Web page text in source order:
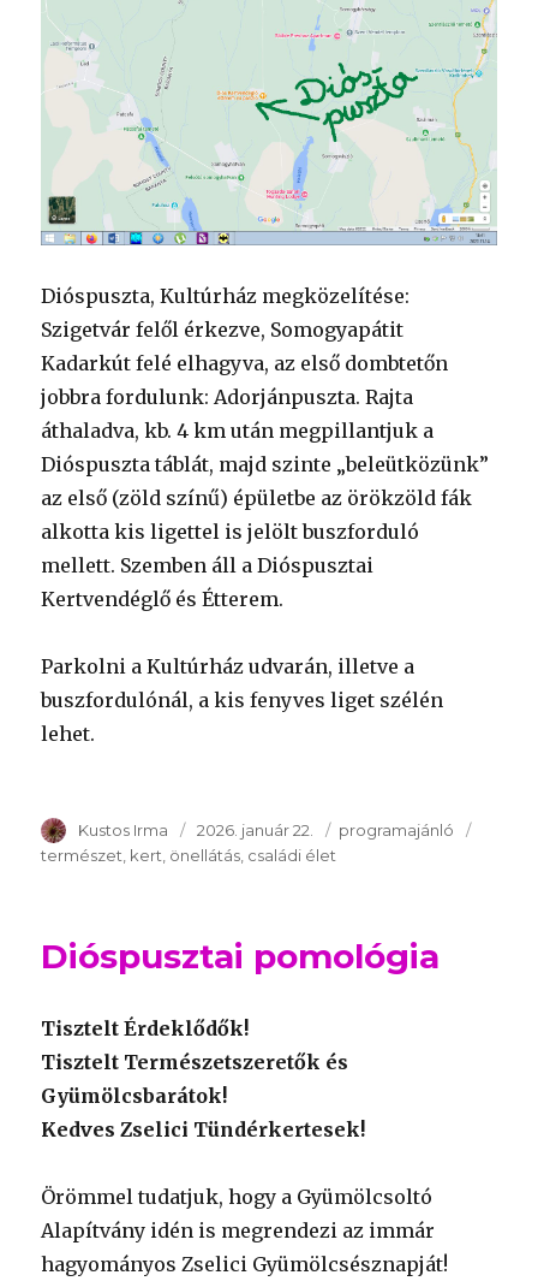
Dióspuszta, Kultúrház megközelítése:
Szigetvár felől érkezve, Somogyapátit
Kadarkút felé elhagyva, az első dombtetőn
jobbra fordulunk: Adorjánpuszta. Rajta
áthaladva, kb. 4 km után megpillantjuk a
Dióspuszta táblát, majd szinte „beleütközünk”
az első (zöld színű) épületbe az örökzöld fák
alkotta kis ligettel is jelölt buszforduló
mellett. Szemben áll a Dióspusztai
Kertvendéglő és Étterem.
Parkolni a Kultúrház udvarán, illetve a
buszfordulónál, a kis fenyves liget szélén
lehet.
Szerző
Kustos Irma Publikálva
2026. január 22. Témakör
programajánló
természet kert önellátás családi élet
Dióspusztai pomológia
Tisztelt Érdeklődők!
Tisztelt Természetszeretők és
Gyümölcsbarátok!
Kedves Zselici Tündérkertesek!
Örömmel tudatjuk, hogy a Gyümölcsoltó
Alapítvány idén is megrendezi az immár
hagyományos Zselici Gyümölcsésznapját!